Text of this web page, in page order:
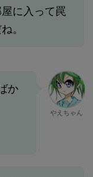
に入って罠
。
か
やえちゃん